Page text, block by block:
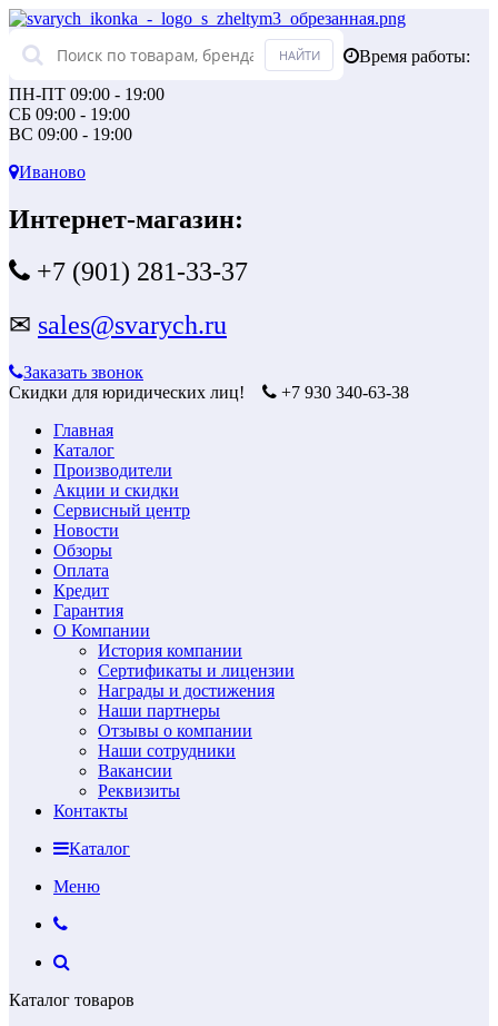
Время работы:
ПН-ПТ 09:00 - 19:00
СБ 09:00 - 19:00
ВС 09:00 - 19:00
Иваново
Интернет-магазин:
+7 (901) 281-33-37
✉ sales@svarych.ru
Заказать звонок
Скидки для юридических лиц!
+7 930 340-63-38
Главная
Каталог
Производители
Акции и скидки
Сервисный центр
Новости
Обзоры
Оплата
Кредит
Гарантия
О Компании
История компании
Сертификаты и лицензии
Награды и достижения
Наши партнеры
Отзывы о компании
Наши сотрудники
Вакансии
Реквизиты
Контакты
Каталог
Меню
Каталог товаров